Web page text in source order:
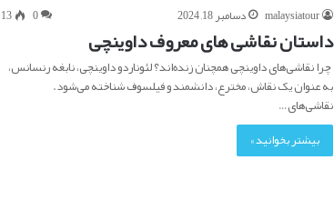
malaysiatour دسامبر 18, 2024 0
13
داستان نقاشی های معروف داوینچی
چرا نقاشی‌های داوینچی همچنان زنده‌اند؟ لئوناردو داوینچی، نابغه رنسانس،
به عنوان یک نقاش، مخترع، دانشمند و فیلسوف شناخته می‌شود.
نقاشی‌های…
بیشتر بخوانید »